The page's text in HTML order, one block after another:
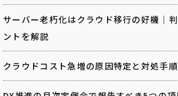
サーバー老朽化はクラウド移行の好機｜
ントを解説
クラウドコスト急増の原因特定と対処手